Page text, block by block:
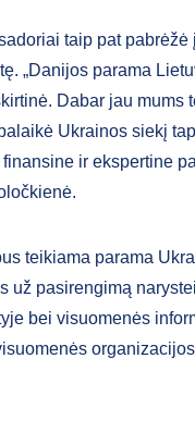
taip pat
„Danijos parama
Dabar jau mums
Ukrainos siekį
ir ekspertine
teikiama parama
už pasirengimą
bei visuomenės